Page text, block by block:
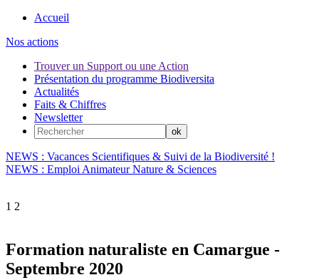
Accueil
Nos actions
Trouver un Support ou une Action
Présentation du programme Biodiversita
Actualités
Faits & Chiffres
Newsletter
NEWS : Vacances Scientifiques & Suivi de la Biodiversité !
NEWS : Emploi Animateur Nature & Sciences
1 2
Formation naturaliste en Camargue -
Septembre 2020